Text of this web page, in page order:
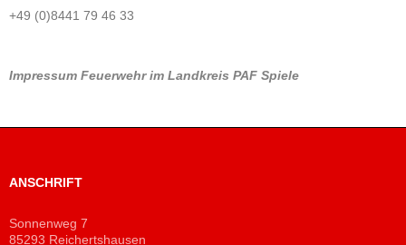
+49 (0)8441 79 46 33
Impressum Feuerwehr im Landkreis PAF Spiele
ANSCHRIFT
Sonnenweg 7
85293 Reichertshausen